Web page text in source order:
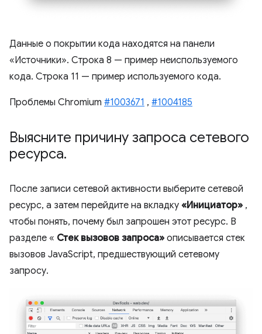
Данные о покрытии кода находятся на панели
«Источники». Строка 8 — пример неиспользуемого
кода. Строка 11 — пример используемого кода.
Проблемы Chromium #1003671 , #1004185
Выясните причину запроса сетевого
ресурса.
После записи сетевой активности выберите сетевой
ресурс, а затем перейдите на вкладку «Инициатор» ,
чтобы понять, почему был запрошен этот ресурс. В
разделе « Стек вызовов запроса» описывается стек
вызовов JavaScript, предшествующий сетевому
запросу.